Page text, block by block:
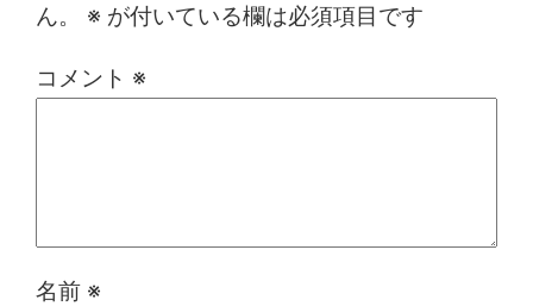
ん。
※ が付いている欄は必須項目です
コメント ※
名前 ※